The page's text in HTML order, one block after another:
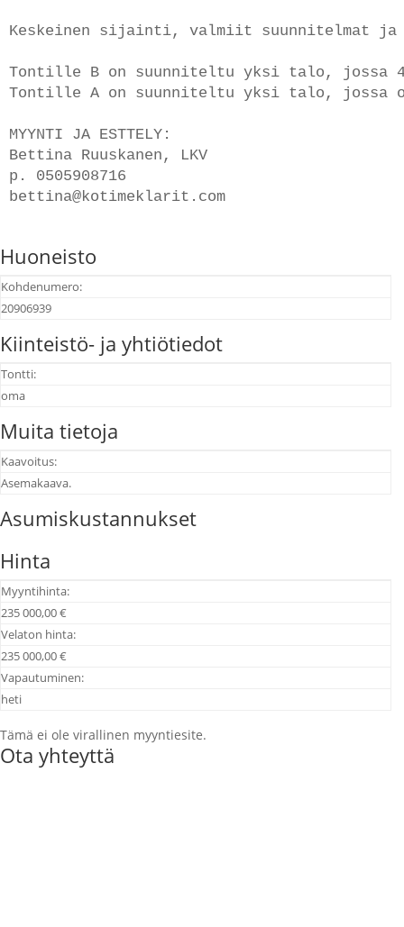
Keskeinen sijainti, valmiit suunnitelmat ja
Tontille B on suunniteltu yksi talo, jossa 4
Tontille A on suunniteltu yksi talo, jossa on
MYYNTI JA ESTTELY:
Bettina Ruuskanen, LKV
p. 0505908716
bettina@kotimeklarit.com
Huoneisto
Kohdenumero:
20906939
Kiinteistö- ja yhtiötiedot
Tontti:
oma
Muita tietoja
Kaavoitus:
Asemakaava.
Asumiskustannukset
Hinta
Myyntihinta:
235 000,00 €
Velaton hinta:
235 000,00 €
Vapautuminen:
heti
Tämä ei ole virallinen myyntiesite.
Ota yhteyttä